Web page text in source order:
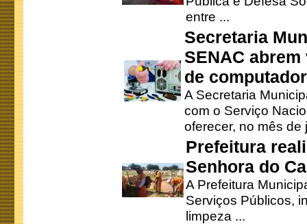
entre ...
Secretaria
SENAC
de
A Secretaria
com o Serviço
oferecer, no mês de
Prefeitura
Senhora do
A Prefeitura
Serviços Públicos,
limpeza ...